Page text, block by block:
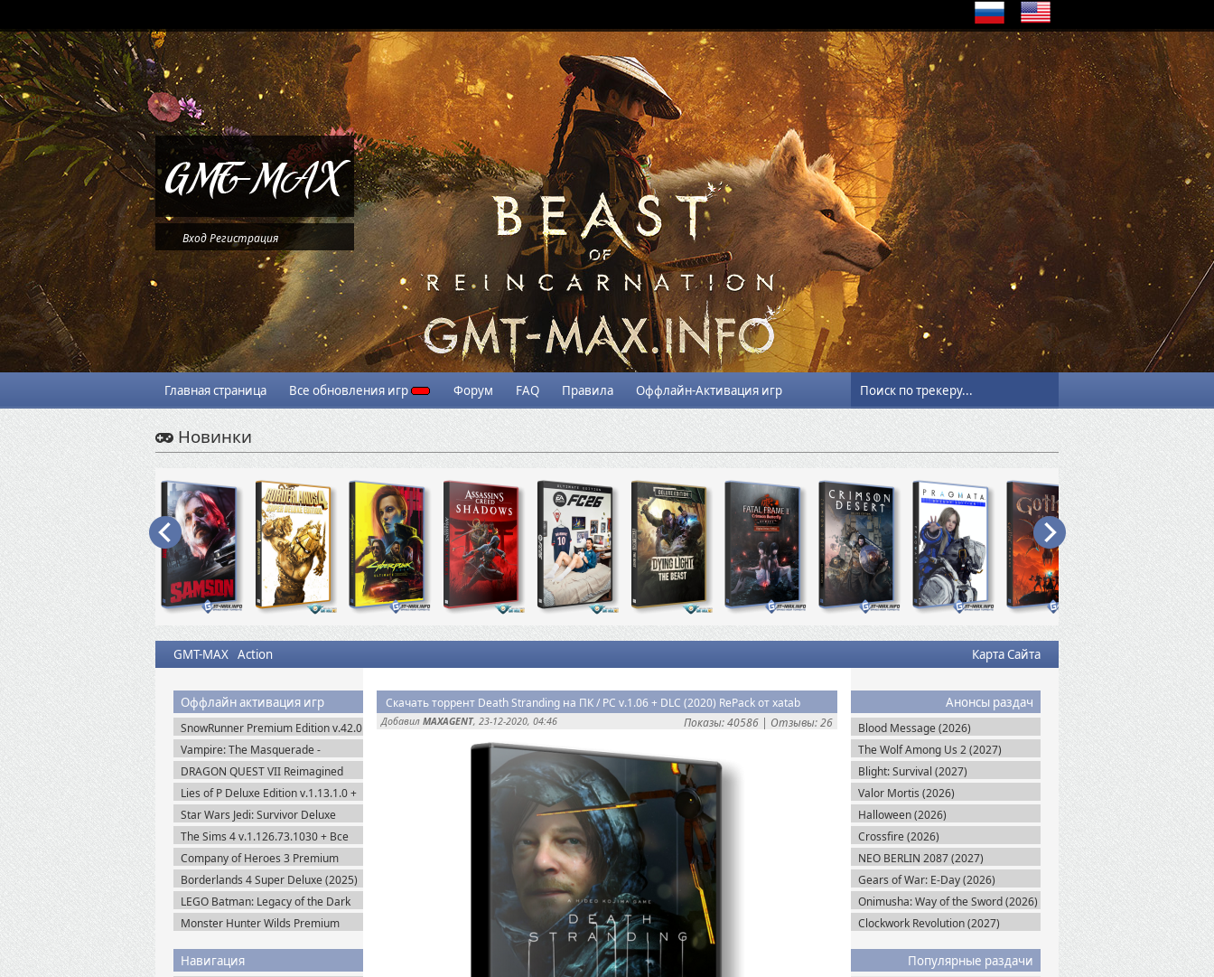
ВходРегистрация
Главная страница Все обновления игр Форум FAQ Правила Оффлайн-Активация игр
Новинки
GMT-MAX Action Карта Сайта
Анонсы раздач
Blood Message (2026)
The Wolf Among Us 2 (2027)
Blight: Survival (2027)
Valor Mortis (2026)
Halloween (2026)
Crossfire (2026)
NEO BERLIN 2087 (2027)
Gears of War: E-Day (2026)
Onimusha: Way of the Sword (2026)
Clockwork Revolution (2027)
Популярные раздачи
Оффлайн активация игр
SnowRunner Premium Edition v.42.0
+ Все DLC (2020) Пиратка
Vampire: The Masquerade -
Bloodlines 2 Premium Edition
v.53085 (2025) Portable
DRAGON QUEST VII Reimagined
v.1.1.1.0 + Все DLC (2026) Пиратка
Lies of P Deluxe Edition v.1.13.1.0 +
Все DLC (2023) Пиратка
Star Wars Jedi: Survivor Deluxe
Edition (2023) Steam-Rip
The Sims 4 v.1.126.73.1030 + Все
DLC (2014-2025) Portable
Company of Heroes 3 Premium
Edition (2023) RePack
Borderlands 4 Super Deluxe (2025)
Steam-Rip
LEGO Batman: Legacy of the Dark
Knight / ЛЕГО Бэтмен: Наследие
Тёмного Рыцаря (2026) Portable
Monster Hunter Wilds Premium
Навигация
Скачать торрент Death Stranding на ПК / PC v.1.06 + DLC (2020) RePack от xatab
Показы: 40586 | Отзывы: 26
Добавил MAXAGENT, 23-12-2020, 04:46